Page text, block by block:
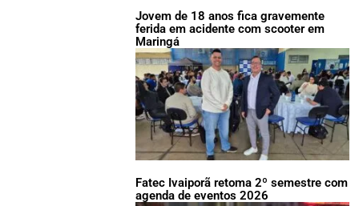
Jovem de 18 anos fica gravemente
ferida em acidente com scooter em
Maringá
Fatec Ivaiporã retoma 2º semestre com
agenda de eventos 2026